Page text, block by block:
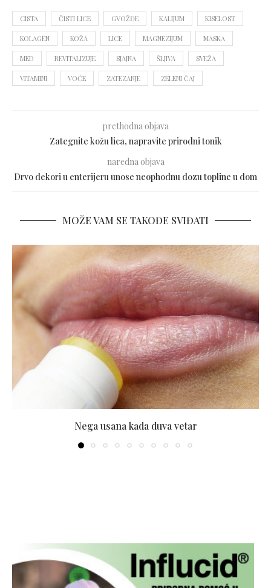
CISTA ČISTI LICE GVOŽĐE KALIJUM KISELOST
KOLAGEN KOŽA LICE MAGNEZIJUM MASKA
MED REVITALIZUJE SJAJNA ŠLJIVA SVEŽA
VITAMINI VOĆE ZATEZANJE ZELENI ČAJ
prethodna objava
Zategnite kožu lica, napravite prirodni tonik
naredna objava
Drvo dekori u enterijeru unose neophodnu dozu topline u dom
MOŽE VAM SE TAKOĐE SVIĐATI
Nega usana kada duva vetar